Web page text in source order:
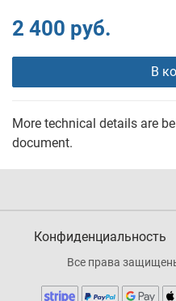
2 400 руб.
В
More technical details are
document.
Конфиденциальность
Все права